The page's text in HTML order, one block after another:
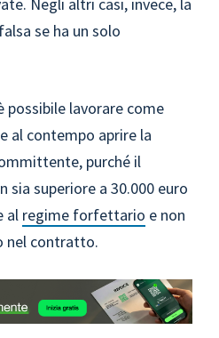
se ha un solo
possibile lavorare come
al contempo aprire la
purché il
superiore a 30.000 euro
al regime forfettario e non
nel contratto.